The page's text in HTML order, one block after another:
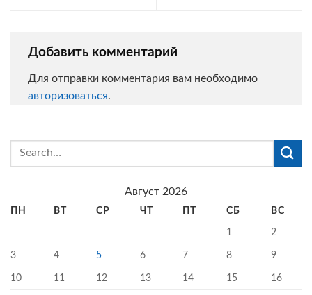
Добавить комментарий
Для отправки комментария вам необходимо
авторизоваться.
Август 2026
ПН ВТ СР ЧТ ПТ СБ ВС
1 2
3 4 5 6 7 8 9
10 11 12 13 14 15 16